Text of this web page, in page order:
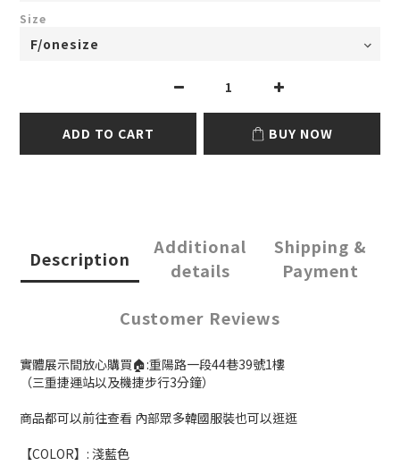
Size
ADD TO CART BUY NOW
Description
Additional
details
Shipping &
Payment
Customer Reviews
實體展示間放心購買🏠:重陽路一段44巷39號1樓
（三重捷運站以及機捷步行3分鐘）
商品都可以前往查看 內部眾多韓國服裝也可以逛逛
【COLOR】: 淺藍色